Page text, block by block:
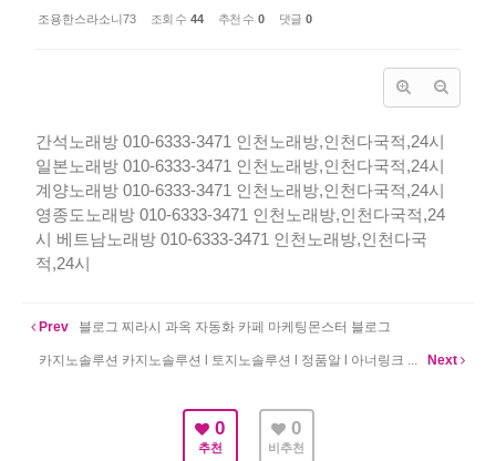
조용한스라소니73 조회 수 44 추천 수 0 댓글 0
간석노래방 010-6333-3471 인천노래방,인천다국적,24시
일본노래방 010-6333-3471 인천노래방,인천다국적,24시
계양노래방 010-6333-3471 인천노래방,인천다국적,24시
영종도노래방 010-6333-3471 인천노래방,인천다국적,24
시 베트남노래방 010-6333-3471 인천노래방,인천다국
적,24시
Prev 블로그 찌라시 과옥 자동화 카페 마케팅몬스터 블로그
카지노솔루션 카지노솔루션 l 토지노솔루션 l 정품알 l 아너링크 ... Next
0
추천
0
비추천